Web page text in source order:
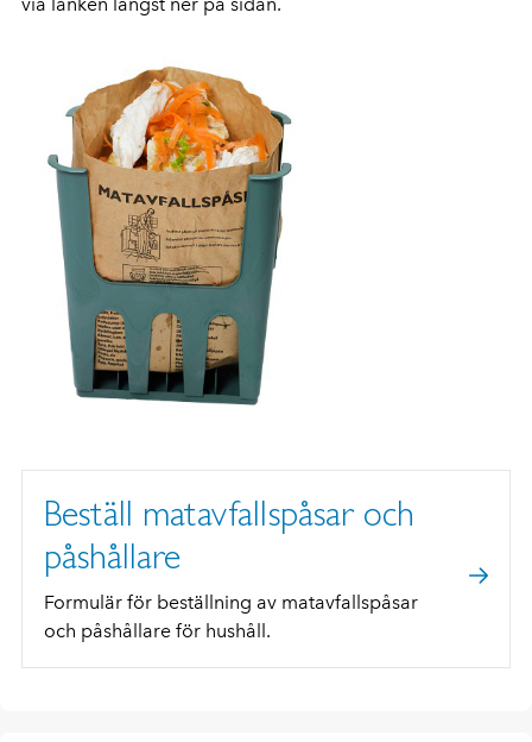
Beställ matavfallspåsar och
påshållare
Formulär för beställning av matavfallspåsar
och påshållare för hushåll.